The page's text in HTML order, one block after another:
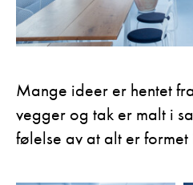
Mange ideer er hentet
vegger og tak er malt i
følelse av at alt er